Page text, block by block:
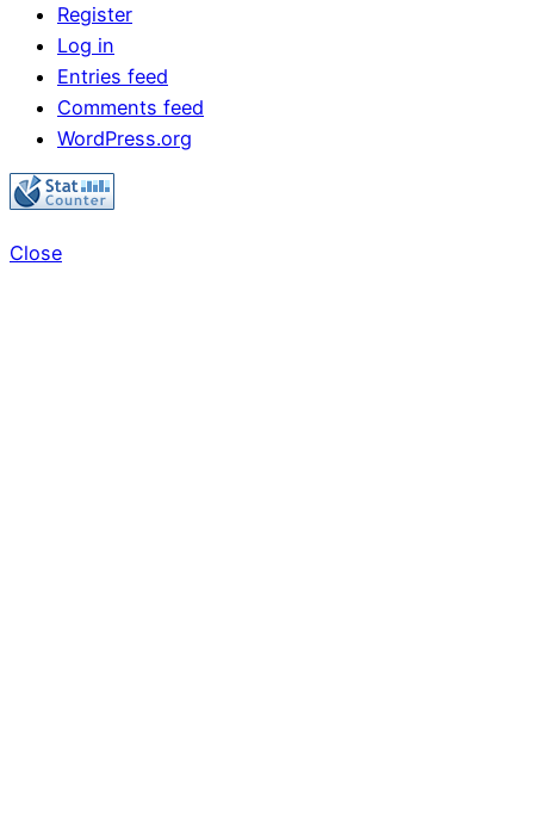
Register
Log in
Entries feed
Comments feed
WordPress.org
Close